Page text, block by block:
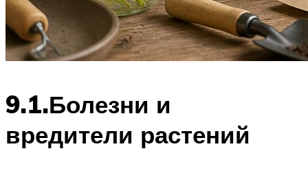
9.1.Болезни и
вредители растений